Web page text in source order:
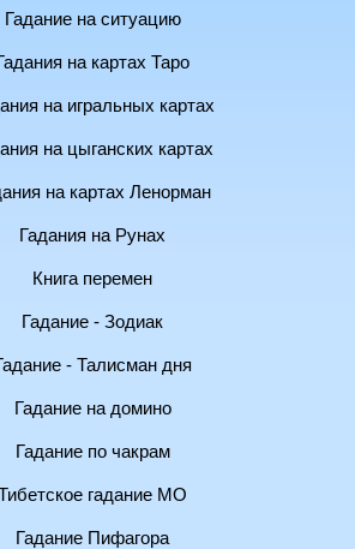
Гадание на ситуацию
на картах Таро
на игральных картах
на цыганских картах
на картах Ленорман
Гадания на Рунах
Книга перемен
Гадание - Зодиак
- Талисман дня
Гадание на домино
Гадание по чакрам
гадание МО
Гадание Пифагора